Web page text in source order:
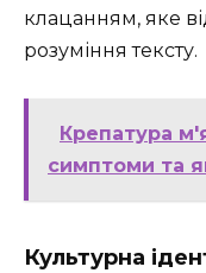
клацанням, яке
розуміння тексту.
Крепатура
симптоми та
Культурна